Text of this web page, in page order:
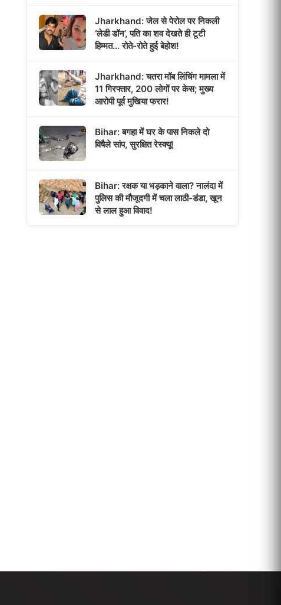
Jharkhand: जेल से पेरोल पर निकली
‘लेडी डॉन’, पति का शव देखते ही टूटी
हिम्मत… रोते-रोते हुई बेहोश!
Jharkhand: चतरा मॉब लिंचिंग मामला में
11 गिरफ्तार, 200 लोगों पर केस; मुख्य
आरोपी पूर्व मुखिया फरार!
Bihar: बगहा में घर के पास निकले दो
विषैले सांप, सुरक्षित रेस्क्यू!
Bihar: रक्षक या भड़काने वाला? नालंदा में
पुलिस की मौजूदगी में चला लाठी-डंडा, खून
से लाल हुआ विवाद!